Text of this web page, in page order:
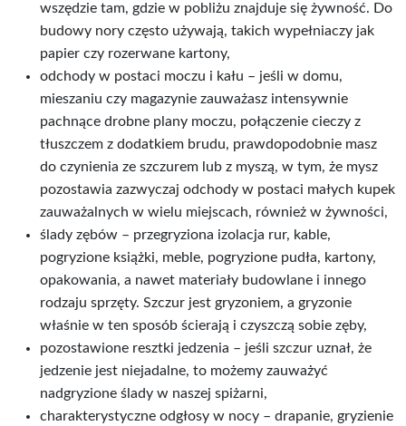
wszędzie tam, gdzie w pobliżu znajduje się żywność. Do
budowy nory często używają, takich wypełniaczy jak
papier czy rozerwane kartony,
odchody w postaci moczu i kału – jeśli w domu,
mieszaniu czy magazynie zauważasz intensywnie
pachnące drobne plany moczu, połączenie cieczy z
tłuszczem z dodatkiem brudu, prawdopodobnie masz
do czynienia ze szczurem lub z myszą, w tym, że mysz
pozostawia zazwyczaj odchody w postaci małych kupek
zauważalnych w wielu miejscach, również w żywności,
ślady zębów – przegryziona izolacja rur, kable,
pogryzione książki, meble, pogryzione pudła, kartony,
opakowania, a nawet materiały budowlane i innego
rodzaju sprzęty. Szczur jest gryzoniem, a gryzonie
właśnie w ten sposób ścierają i czyszczą sobie zęby,
pozostawione resztki jedzenia – jeśli szczur uznał, że
jedzenie jest niejadalne, to możemy zauważyć
nadgryzione ślady w naszej spiżarni,
charakterystyczne odgłosy w nocy – drapanie, gryzienie